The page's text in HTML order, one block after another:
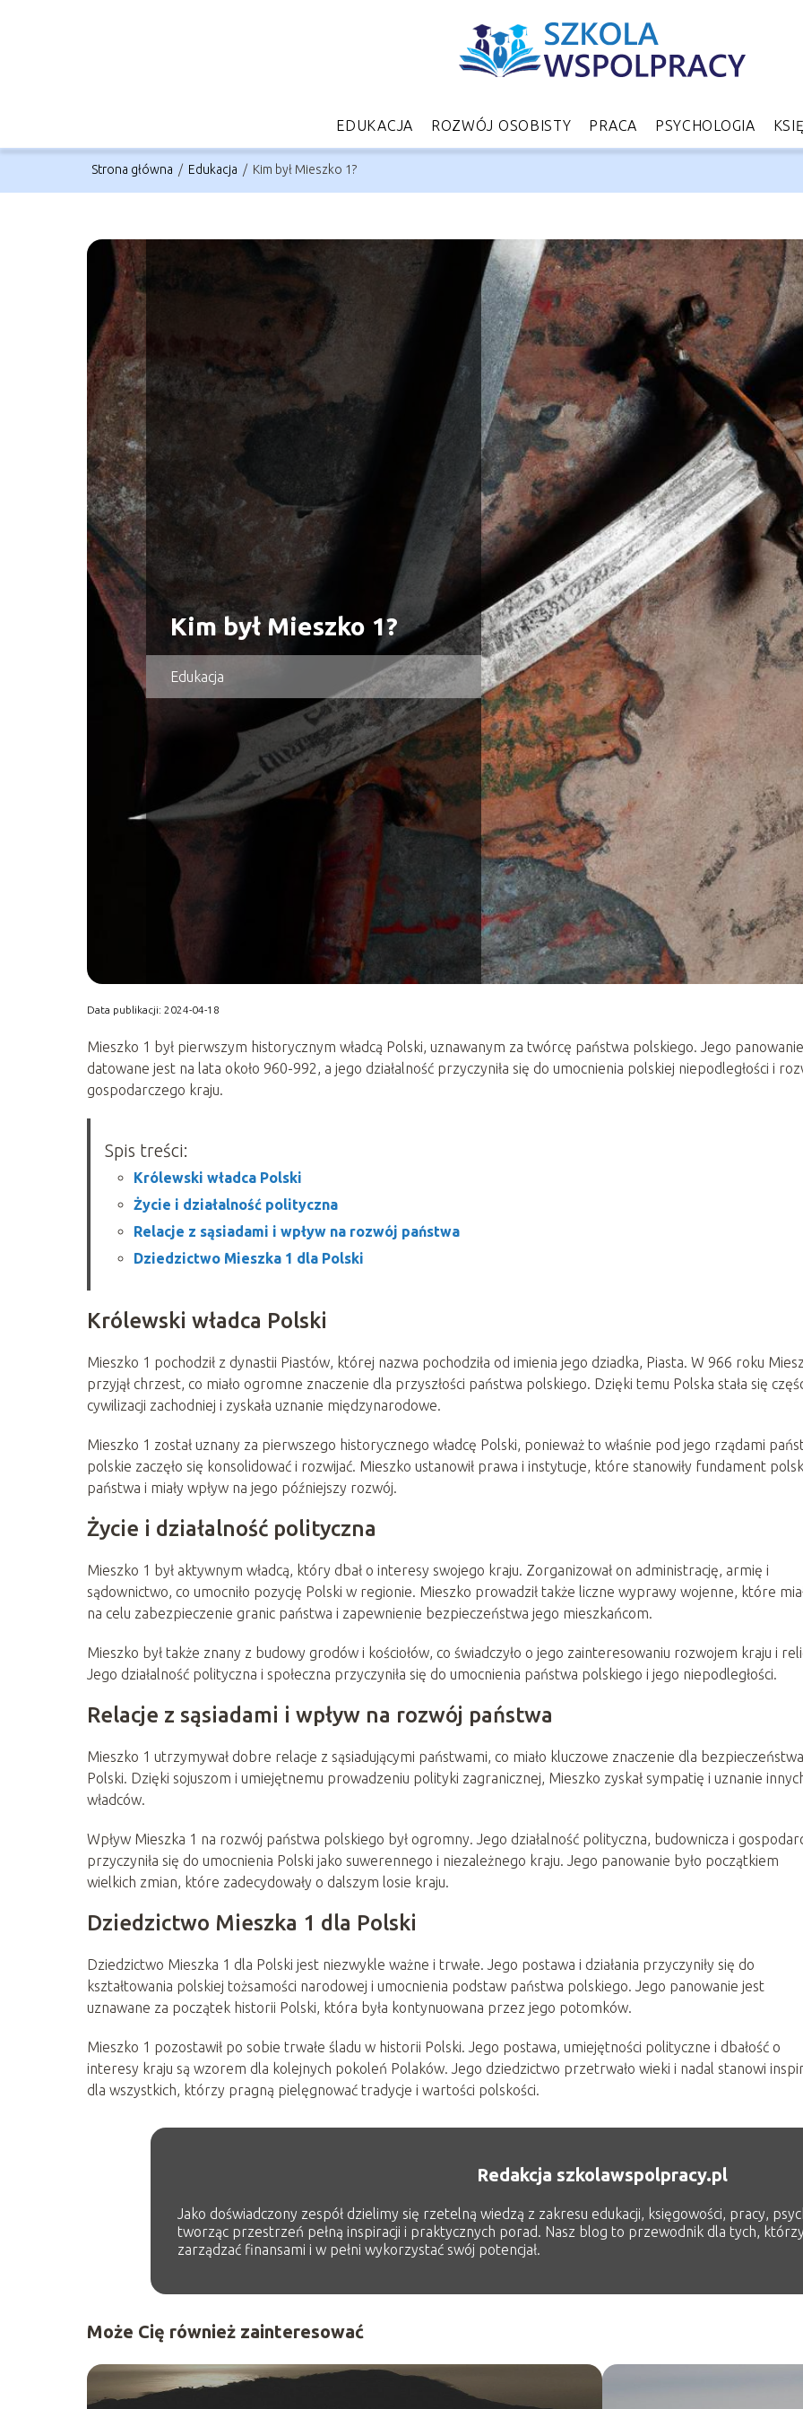
EDUKACJA ROZWÓJ OSOBISTY PRACA PSYCHOLOGIA
Strona główna / Edukacja / Kim był Mieszko 1?
Kim był Mieszko 1?
Edukacja
Data publikacji: 2024-04-18
Mieszko 1 był pierwszym historycznym władcą Polski, uznawanym za twórcę państwa polskiego. Jego panowanie
datowane jest na lata około 960-992, a jego działalność przyczyniła się do umocnienia polskiej niepodległości i
gospodarczego kraju.
Spis treści:
Królewski władca Polski
Życie i działalność polityczna
Relacje z sąsiadami i wpływ na rozwój państwa
Dziedzictwo Mieszka 1 dla Polski
Królewski władca Polski
Mieszko 1 pochodził z dynastii Piastów, której nazwa pochodziła od imienia jego dziadka, Piasta. W 966 roku
przyjął chrzest, co miało ogromne znaczenie dla przyszłości państwa polskiego. Dzięki temu Polska stała się
cywilizacji zachodniej i zyskała uznanie międzynarodowe.
Mieszko 1 został uznany za pierwszego historycznego władcę Polski, ponieważ to właśnie pod jego rządami
polskie zaczęło się konsolidować i rozwijać. Mieszko ustanowił prawa i instytucje, które stanowiły fundament
państwa i miały wpływ na jego późniejszy rozwój.
Życie i działalność polityczna
Mieszko 1 był aktywnym władcą, który dbał o interesy swojego kraju. Zorganizował on administrację, armię i
sądownictwo, co umocniło pozycję Polski w regionie. Mieszko prowadził także liczne wyprawy wojenne, które
na celu zabezpieczenie granic państwa i zapewnienie bezpieczeństwa jego mieszkańcom.
Mieszko był także znany z budowy grodów i kościołów, co świadczyło o jego zainteresowaniu rozwojem kraju i
Jego działalność polityczna i społeczna przyczyniła się do umocnienia państwa polskiego i jego niepodległości.
Relacje z sąsiadami i wpływ na rozwój państwa
Mieszko 1 utrzymywał dobre relacje z sąsiadującymi państwami, co miało kluczowe znaczenie dla bezpieczeństwa
Polski. Dzięki sojuszom i umiejętnemu prowadzeniu polityki zagranicznej, Mieszko zyskał sympatię i uznanie
władców.
Wpływ Mieszka 1 na rozwój państwa polskiego był ogromny. Jego działalność polityczna, budownicza i
przyczyniła się do umocnienia Polski jako suwerennego i niezależnego kraju. Jego panowanie było początkiem
wielkich zmian, które zadecydowały o dalszym losie kraju.
Dziedzictwo Mieszka 1 dla Polski
Dziedzictwo Mieszka 1 dla Polski jest niezwykle ważne i trwałe. Jego postawa i działania przyczyniły się do
kształtowania polskiej tożsamości narodowej i umocnienia podstaw państwa polskiego. Jego panowanie jest
uznawane za początek historii Polski, która była kontynuowana przez jego potomków.
Mieszko 1 pozostawił po sobie trwałe śladu w historii Polski. Jego postawa, umiejętności polityczne i dbałość o
interesy kraju są wzorem dla kolejnych pokoleń Polaków. Jego dziedzictwo przetrwało wieki i nadal stanowi
dla wszystkich, którzy pragną pielęgnować tradycje i wartości polskości.
Redakcja szkolawspolpracy.pl
Jako doświadczony zespół dzielimy się rzetelną wiedzą z zakresu edukacji, księgowości, pracy,
tworząc przestrzeń pełną inspiracji i praktycznych porad. Nasz blog to przewodnik dla tych,
zarządzać finansami i w pełni wykorzystać swój potencjał.
Może Cię również zainteresować